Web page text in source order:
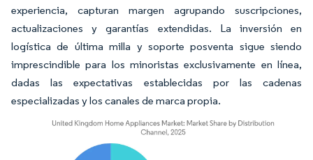
experiencia, capturan margen agrupando suscripciones,
actualizaciones y garantías extendidas. La inversión en
logística de última milla y soporte posventa sigue siendo
imprescindible para los minoristas exclusivamente en línea,
dadas las expectativas establecidas por las cadenas
especializadas y los canales de marca propia.